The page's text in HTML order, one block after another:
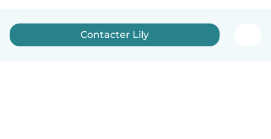
Contacter Lily